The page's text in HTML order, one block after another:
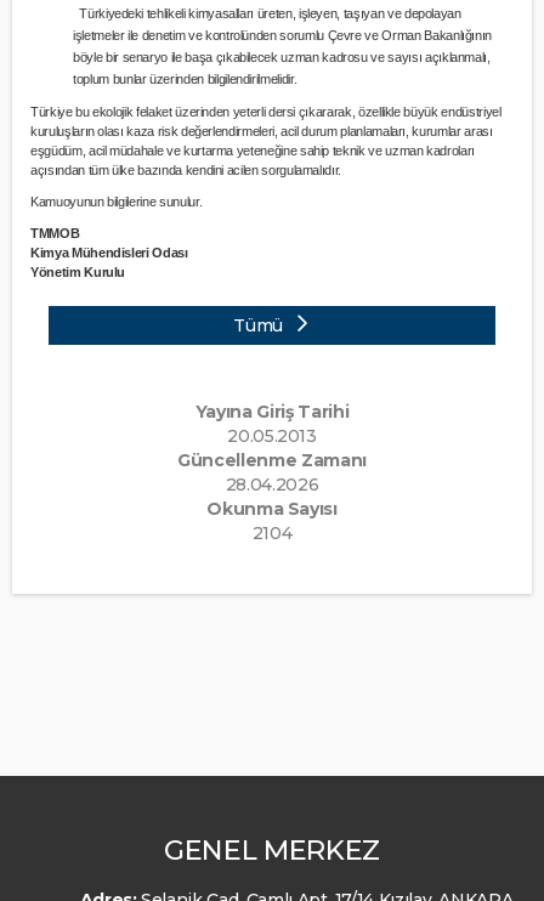
Türkiyedeki tehlikeli kimyasalları üreten, işleyen, taşıyan ve depolayan
işletmeler ile denetim ve kontrolünden sorumlu Çevre ve Orman Bakanlığının
böyle bir senaryo ile başa çıkabilecek uzman kadrosu ve sayısı açıklanmalı,
toplum bunlar üzerinden bilgilendirilmelidir.
Türkiye bu ekolojik felaket üzerinden yeterli dersi çıkararak, özellikle büyük endüstriyel
kuruluşların olası kaza risk değerlendirmeleri, acil durum planlamaları, kurumlar arası
eşgüdüm, acil müdahale ve kurtarma yeteneğine sahip teknik ve uzman kadroları
açısından tüm ülke bazında kendini acilen sorgulamalıdır.
Kamuoyunun bilgilerine sunulur.
TMMOB
Kimya Mühendisleri Odası
Yönetim Kurulu
Tümü
Yayına Giriş Tarihi
20.05.2013
Güncellenme Zamanı
28.04.2026
Okunma Sayısı
2104
GENEL MERKEZ